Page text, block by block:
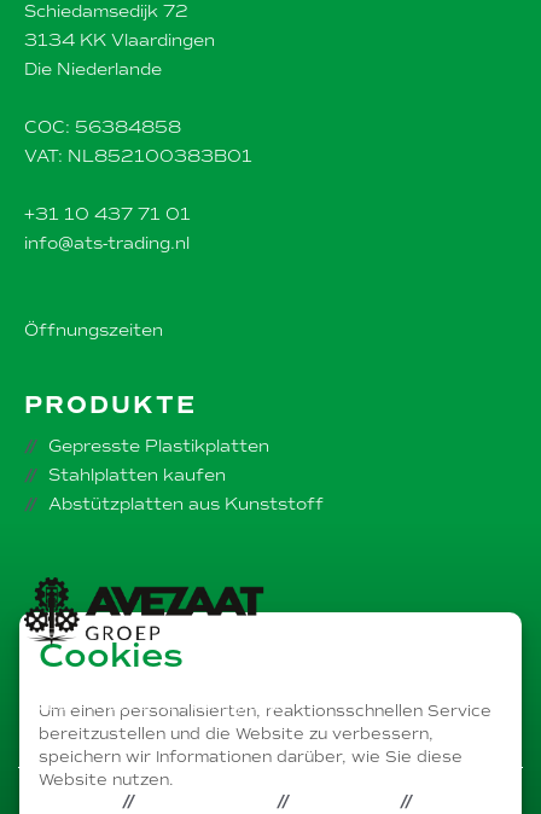
Schiedamsedijk 72
3134 KK Vlaardingen
Die Niederlande
COC: 56384858
VAT: NL852100383B01
+31 10 437 71 01
info@ats-trading.nl
Öffnungszeiten
PRODUKTE
Gepresste Plastikplatten
Stahlplatten kaufen
Abstützplatten aus Kunststoff
AVEZAAT Unternehmensgruppe
Cookies
Um einen personalisierten, reaktionsschnellen Service
bereitzustellen und die Website zu verbessern,
speichern wir Informationen darüber, wie Sie diese
Website nutzen.